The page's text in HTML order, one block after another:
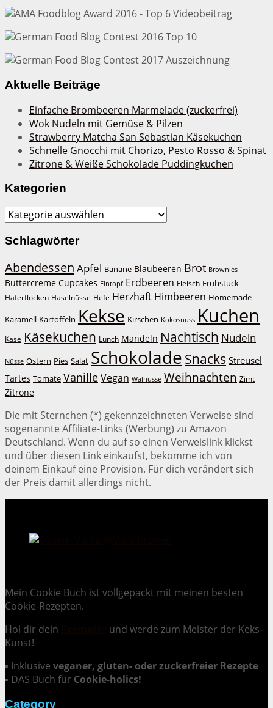
Aktuelle Beiträge
Einfache Brombeeren Marmelade (zuckerfrei)
Wok Nudeln mit Gemüse & Pilzen
Strawberry Matcha San Sebastian Käsekuchen
Schnelle Gnocchi mit Chorizo, Pesto Rosso & Spinat
Zitrone & Weiße Schokolade Puddingkuchen
Kategorien
Kategorien
Schlagwörter
Abendessen Apfel Banane Blaubeeren Brot Brownies
Buttercreme Cupcakes Eintopf Erdbeeren Fleisch Frühstück
Haferflocken Haselnüsse Hefe Herzhaft Himbeeren Homemade
Karamell Kartoffeln Kekse Kirschen Kokosnuss Kuchen
Käse Käsekuchen Lunch Mandeln Nachtisch Nudeln
Nüsse Ostern Pies Salat Schokolade Snacks Streusel
Tartes Tomate VanilleVegan Walnüsse Weihnachten Zimt
Zitrone
Die mit Sternchen (*) gekennzeichneten Verweise sind
sogenannte Affiliate-Links (Werbung) zu Amazon
Deutschland. Wenn du auf so einen Verweislink klickst
und über diesen Link einkaufst, bekomme ich von
deinem Einkauf eine Provision. Für dich verändert sich
der Preis damit allerdings nicht.
Mein Cookie Buch ist vollgepackt mit meinen besten
Cookie-Rezepten.
Hol dir dein
und werde zum Meister der Keks-
Kunst!
▪ Inklusive veganer, gluten- oder zuckerfreier Rezepte
▪ DAS Buch für Cookie-holics!
Category